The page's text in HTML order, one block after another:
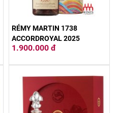
RÉMY MARTIN 1738
ACCORDROYAL 2025
1.900.000 đ